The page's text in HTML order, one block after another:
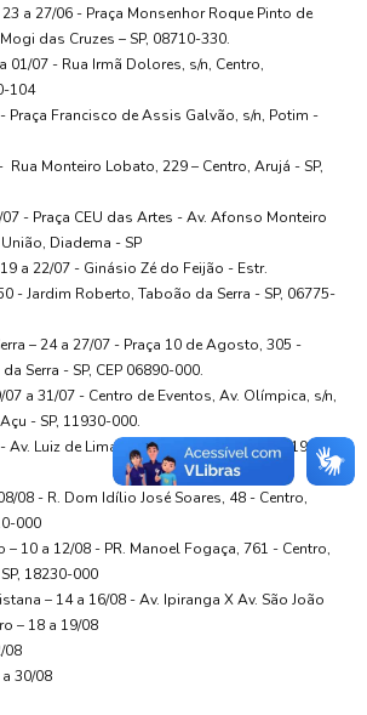
a 27/06 - Praça Monsenhor Roque Pinto de
das Cruzes – SP, 08710-330.
01/07 - Rua Irmã Dolores, s/n, Centro,
104
Praça Francisco de Assis Galvão, s/n, Potim -
Rua Monteiro Lobato, 229 – Centro, Arujá - SP,
07 - Praça CEU das Artes - Av. Afonso Monteiro
Diadema - SP
a 22/07 - Ginásio Zé do Feijão - Estr.
- Jardim Roberto, Taboão da Serra - SP, 06775-
– 24 a 27/07 - Praça 10 de Agosto, 305 -
Serra - SP, CEP 06890-000.
07 a 31/07 - Centro de Eventos, Av. Olímpica, s/n,
- SP, 11930-000.
Av. Luiz de Lima, 50 - Centro, Cajati - SP, 11950-
08 - R. Dom Idílio José Soares, 48 - Centro,
000
– 10 a 12/08 - PR. Manoel Fogaça, 761 - Centro,
18230-000
– 14 a 16/08 -Av. Ipiranga X Av. São João
– 18 a 19/08
08
a 30/08